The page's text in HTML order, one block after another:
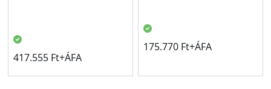
417.555 Ft+ÁFA
175.770 Ft+ÁFA